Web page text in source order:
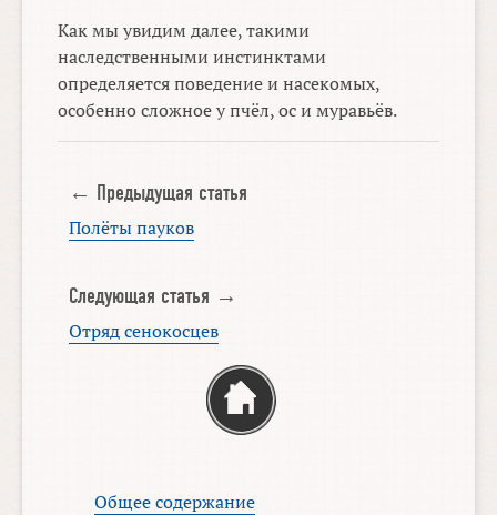
Как мы увидим далее, такими
наследственными инстинктами
определяется поведение и насекомых,
особенно сложное у пчёл, ос и муравьёв.
← Предыдущая статья
Полёты пауков
Следующая статья →
Отряд сенокосцев
Общее содержание